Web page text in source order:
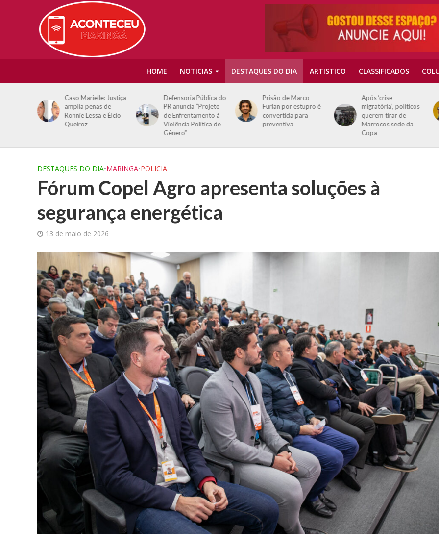
HOME NOTICIAS DESTAQUES DO DIA ARTISTICO CLASSIFICADOS
Caso Marielle: Justiça
amplia penas de
Ronnie Lessa e Élcio
Queiroz
Defensoria Pública do
PR anuncia “Projeto
de Enfrentamento à
Violência Política de
Gênero”
Prisão de Marco
Furlan por estupro é
convertida para
preventiva
Após ‘crise
migratória’, políticos
querem tirar de
Marrocos sede da
Copa
DESTAQUES DO DIA•MARINGA•POLICIA
Fórum Copel Agro apresenta soluções à
segurança energética
13 de maio de 2026